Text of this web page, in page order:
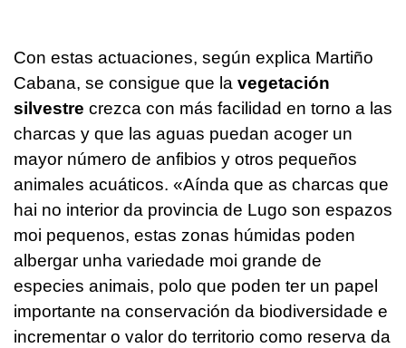
Con estas actuaciones, según explica Martiño
Cabana, se consigue que la vegetación
silvestre crezca con más facilidad en torno a las
charcas y que las aguas puedan acoger un
mayor número de anfibios y otros pequeños
animales acuáticos. «Aínda que as charcas que
hai no interior da provincia de Lugo son espazos
moi pequenos, estas zonas húmidas poden
albergar unha variedade moi grande de
especies animais, polo que poden ter un papel
importante na conservación da biodiversidade e
incrementar o valor do territorio como reserva da